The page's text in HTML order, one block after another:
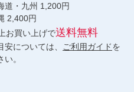
九州 1,200円
円
お買い上げで送料無料
安については、 ご利用ガイドを
。